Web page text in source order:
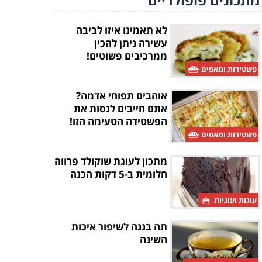
פשטידות ומאפים
לא תאמינו איזו לביבה
עשירה ניתן להכין
ממרכיבים פשוטים!
פשטידות ומאפים
אוהבים תפוחי אדמה?
אתם חייבים לנסות את
הפשטידה הטעימה הזו!
עוגות ועוגיות
מתכון לעוגת שוקולד פרווה
חלומית ב-5 דקות הכנה
תה בננה לשיפור איכות
השינה